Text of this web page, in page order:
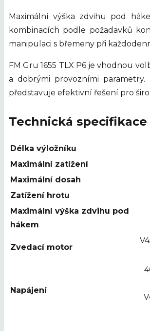
Maximální výška zdvihu pod
kombinacích podle požadavků
manipulaci s břemeny při
FM Gru 1655 TLX P6 je vhodnou
a dobrými provozními
představuje efektivní řešení pro
Technická specifikace
Délka výložníku
Maximální zatížení
Maximální dosah
Zatížení hrotu
Maximální výška zdvihu pod
hákem
Zvedací motor
Napájení